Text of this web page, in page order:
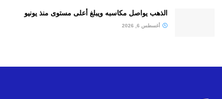
الذهب يواصل مكاسبه ويبلغ أعلى مستوى منذ يونيو
أغسطس 6, 2026